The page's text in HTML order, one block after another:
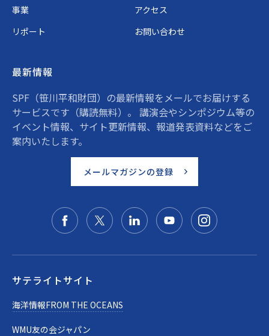
事業
アクセス
リポート
お問い合わせ
最新情報
SPF（笹川平和財団）の最新情報をメールでお届けする
サービスです（購読無料）。 講演会やシンポジウム等の
イベント情報、サイト更新情報、報道発表資料などをご
案内いたします。
メールマガジンの登録
サテライトサイト
海洋情報FROM THE OCEANS
WMU友の会ジャパン